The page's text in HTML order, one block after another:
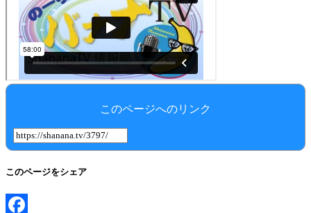
このページへのリンク
このページをシェア